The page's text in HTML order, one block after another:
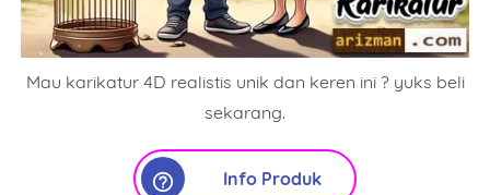
Mau karikatur 4D realistis unik dan keren ini ? yuks beli
sekarang.
Info Produk